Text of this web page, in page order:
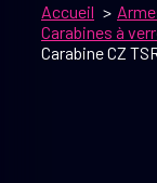
Accueil
Carabines à
Carabine CZ